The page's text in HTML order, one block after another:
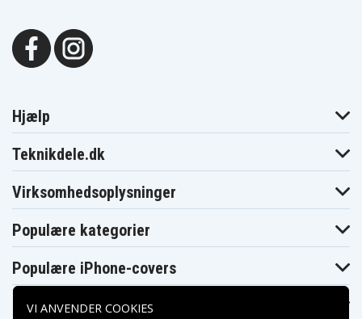
Hjælp
Teknikdele.dk
Virksomhedsoplysninger
Populære kategorier
Populære iPhone-covers
Populære Samsung-covers
VI ANVENDER COOKIES